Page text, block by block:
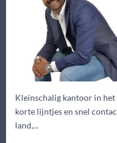
Kleinschalig kantoor in
korte lijntjes en snel
land,...